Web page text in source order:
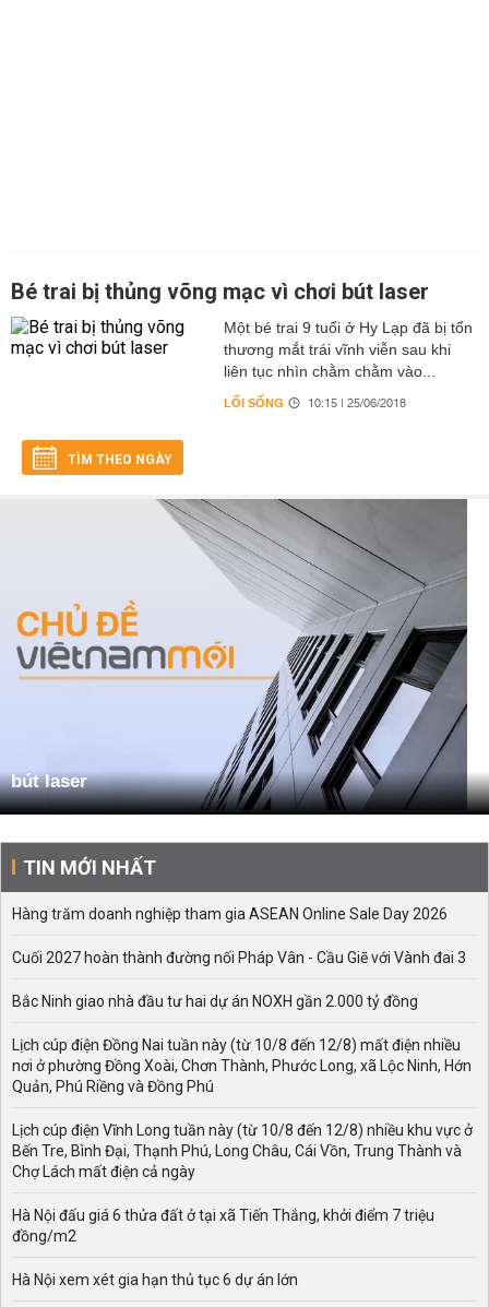
Bé trai bị thủng võng mạc vì chơi bút laser
Một bé trai 9 tuổi ở Hy Lạp đã bị tổn
thương mắt trái vĩnh viễn sau khi
liên tục nhìn chằm chằm vào...
LỐI SỐNG 10:15 | 25/06/2018
TÌM THEO NGÀY
bút laser
TIN MỚI NHẤT
Hàng trăm doanh nghiệp tham gia ASEAN Online Sale Day 2026
Cuối 2027 hoàn thành đường nối Pháp Vân - Cầu Giẽ với Vành đai 3
Bắc Ninh giao nhà đầu tư hai dự án NOXH gần 2.000 tỷ đồng
Lịch cúp điện Đồng Nai tuần này (từ 10/8 đến 12/8) mất điện nhiều
nơi ở phường Đồng Xoài, Chơn Thành, Phước Long, xã Lộc Ninh, Hớn
Quản, Phú Riềng và Đồng Phú
Lịch cúp điện Vĩnh Long tuần này (từ 10/8 đến 12/8) nhiều khu vực ở
Bến Tre, Bình Đại, Thạnh Phú, Long Châu, Cái Vồn, Trung Thành và
Chợ Lách mất điện cả ngày
Hà Nội đấu giá 6 thửa đất ở tại xã Tiến Thắng, khởi điểm 7 triệu
đồng/m2
Hà Nội xem xét gia hạn thủ tục 6 dự án lớn